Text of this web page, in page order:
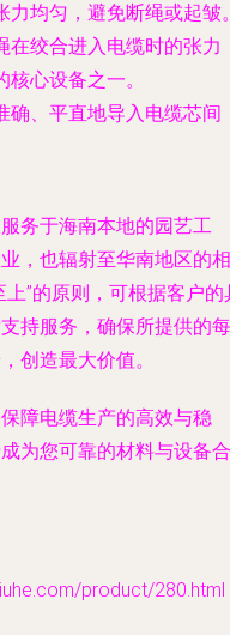
力均匀，避免断绳或起皱
在绞合进入电缆时的张力
心设备之一。
确、平直地导入电缆芯间
务于海南本地的园艺工
，也辐射至华南地区的相
”的原则，可根据客户的
持服务，确保所提供的每
创造最大价值。
障电缆生产的高效与稳
为您可靠的材料与设备合
product/280.html